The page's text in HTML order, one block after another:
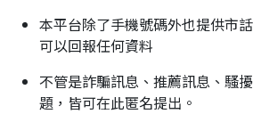
本平台除了手機號碼外也提供市
可以回報任何資料
不管是詐騙訊息、推薦訊息、騷
題，皆可在此匿名提出。